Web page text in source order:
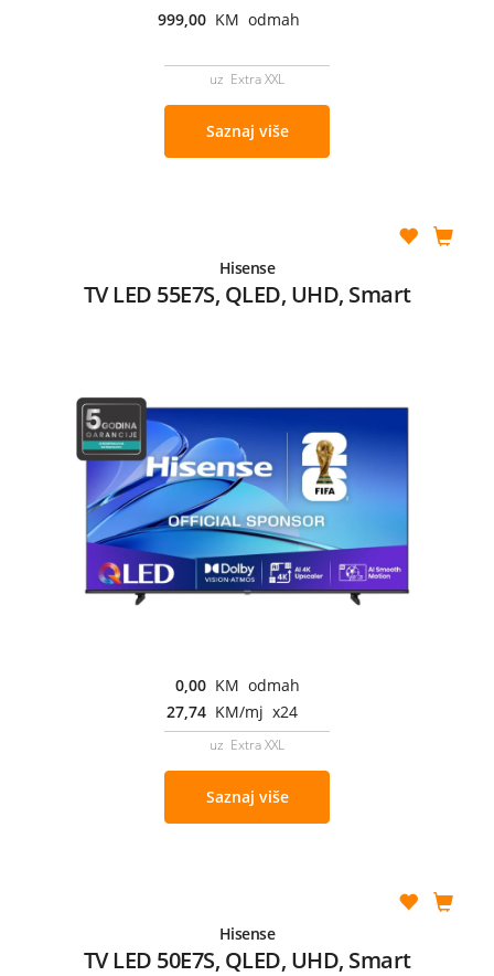
999,00 KM odmah
uz Extra XXL
Saznaj više
Hisense
TV LED 55E7S, QLED, UHD, Smart
0,00 KM odmah
27,74 KM/mj x24
uz Extra XXL
Saznaj više
Hisense
TV LED 50E7S, QLED, UHD, Smart